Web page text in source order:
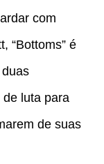
com
“Bottoms” é
luta para
de suas